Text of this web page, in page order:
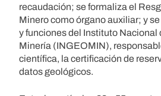
recaudación; se formaliza el
Minero como órgano auxiliar; y
y funciones del Instituto Nacional
Minería (INGEOMIN),
científica, la certificación de
datos geológicos.